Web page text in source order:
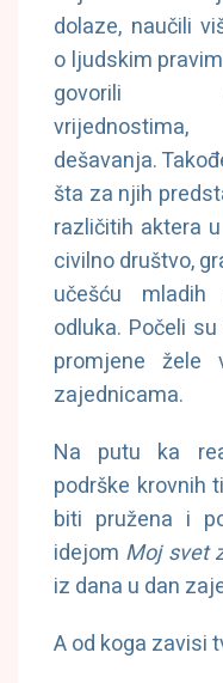
dolaze, naučili
o ljudskim
govorili
dešavanja.
šta za njih
različitih aktera
civilno društvo,
učešću
odluka. Počeli
promjene žele
zajednicama.
Na putu ka
podrške krovnih
biti pružena i
idejom Moj svet
iz dana u dan
A od koga zavisi